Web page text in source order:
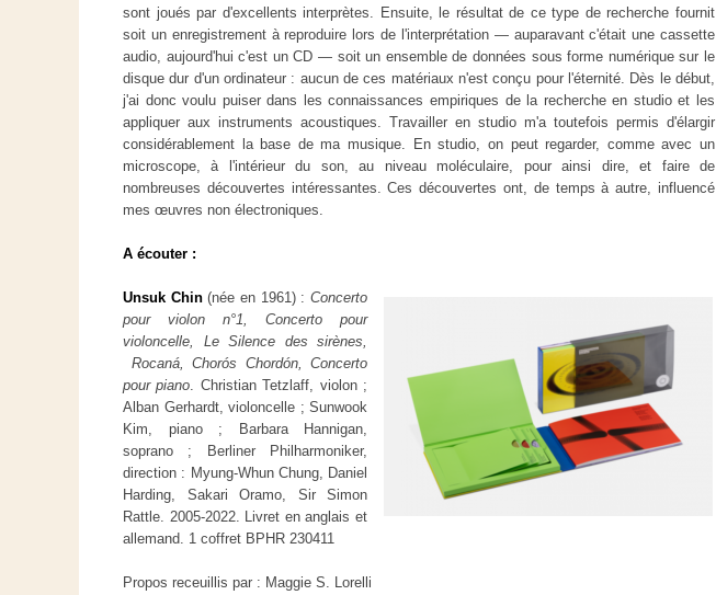
sont joués par d'excellents interprètes. Ensuite, le résultat de ce type de recherche fournit
soit un enregistrement à reproduire lors de l'interprétation — auparavant c'était une cassette
audio, aujourd'hui c'est un CD — soit un ensemble de données sous forme numérique sur le
disque dur d'un ordinateur : aucun de ces matériaux n'est conçu pour l'éternité. Dès le début,
j'ai donc voulu puiser dans les connaissances empiriques de la recherche en studio et les
appliquer aux instruments acoustiques. Travailler en studio m'a toutefois permis d'élargir
considérablement la base de ma musique. En studio, on peut regarder, comme avec un
microscope, à l'intérieur du son, au niveau moléculaire, pour ainsi dire, et faire de
nombreuses découvertes intéressantes. Ces découvertes ont, de temps à autre, influencé
mes œuvres non électroniques.
A écouter :
Unsuk Chin(née en 1961) :Concerto
pour violon n°1, Concerto pour
violoncelle, Le Silence des sirènes,
Rocaná, Chorós Chordón, Concerto
pour piano. Christian Tetzlaff, violon ;
Alban Gerhardt, violoncelle ; Sunwook
Kim, piano ; Barbara Hannigan,
soprano ; Berliner Philharmoniker,
direction : Myung-Whun Chung, Daniel
Harding, Sakari Oramo, Sir Simon
Rattle. 2005-2022. Livret en anglais et
allemand. 1 coffret BPHR 230411
Propos receuillis par : Maggie S. Lorelli